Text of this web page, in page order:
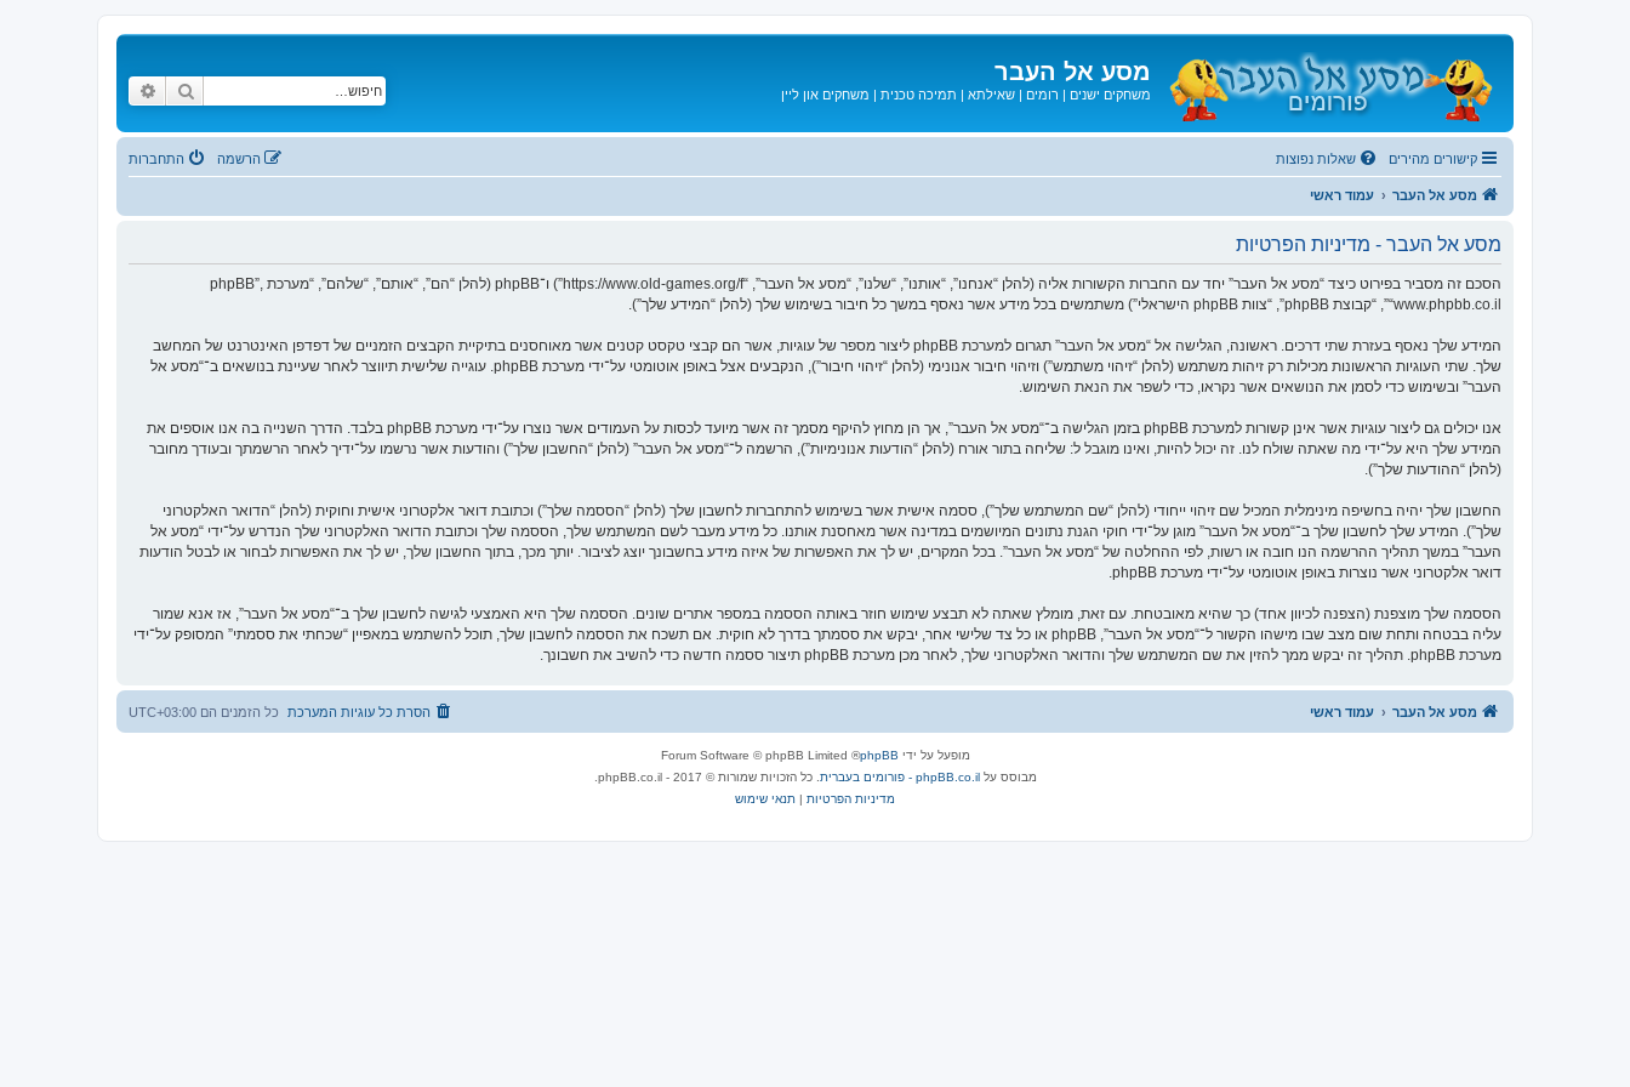
מסע אל העבר
משחקים ישנים | רומים | שאילתא | תמיכה טכנית | משחקים און ליין חיפוש
קישורים מהירים שאלות נפוצות התחברות הרשמה
מסע אל העבר עמוד ראשי
מסע אל העבר - מדיניות הפרטיות
הסכם זה מסביר בפירוט כיצד “מסע אל העבר” יחד עם החברות הקשורות אליה (להלן “אנחנו”, “אותנו”, “שלנו”, “מסע אל העבר”, “https://www.old-games.org/f”) ו־phpBB (להלן “הם”, “אותם”, “שלהם”, “מערכת phpBB”,
“www.phpbb.co.il”, “קבוצת phpBB”, “צוות phpBB הישראלי”) משתמשים בכל מידע אשר נאסף במשך כל חיבור בשימוש שלך (להלן “המידע שלך”).
המידע שלך נאסף בעזרת שתי דרכים. ראשונה, הגלישה אל “מסע אל העבר” תגרום למערכת phpBB ליצור מספר של עוגיות, אשר הם קבצי טקסט קטנים אשר מאוחסנים בתיקיית הקבצים הזמניים של דפדפן האינטרנט של המחשב
שלך. שתי העוגיות הראשונות מכילות רק זיהות משתמש (להלן “זיהוי משתמש”) וזיהוי חיבור אנונימי (להלן “זיהוי חיבור”), הנקבעים אצל באופן אוטומטי על־ידי מערכת phpBB. עוגייה שלישית תיווצר לאחר שעיינת בנושאים ב־“מסע אל
העבר” ובשימוש כדי לסמן את הנושאים אשר נקראו, כדי לשפר את הנאת השימוש.
אנו יכולים גם ליצור עוגיות אשר אינן קשורות למערכת phpBB בזמן הגלישה ב־“מסע אל העבר”, אך הן מחוץ להיקף מסמך זה אשר מיועד לכסות על העמודים אשר נוצרו על־ידי מערכת phpBB בלבד. הדרך השנייה בה אנו אוספים את
המידע שלך היא על־ידי מה שאתה שולח לנו. זה יכול להיות, ואינו מוגבל ל: שליחה בתור אורח (להלן “הודעות אנונימיות”), הרשמה ל־“מסע אל העבר” (להלן “החשבון שלך”) והודעות אשר נרשמו על־ידיך לאחר הרשמתך ובעודך מחובר
(להלן “ההודעות שלך”).
החשבון שלך יהיה בחשיפה מינימלית המכיל שם זיהוי ייחודי (להלן “שם המשתמש שלך”), ססמה אישית אשר בשימוש להתחברות לחשבון שלך (להלן “הססמה שלך”) וכתובת דואר אלקטרוני אישית וחוקית (להלן “הדואר האלקטרוני
שלך”). המידע שלך לחשבון שלך ב־“מסע אל העבר” מוגן על־ידי חוקי הגנת נתונים המיושמים במדינה אשר מאחסנת אותנו. כל מידע מעבר לשם המשתמש שלך, הססמה שלך וכתובת הדואר האלקטרוני שלך הנדרש על־ידי “מסע אל
העבר” במשך תהליך ההרשמה הנו חובה או רשות, לפי ההחלטה של “מסע אל העבר”. בכל המקרים, יש לך את האפשרות של איזה מידע בחשבונך יוצג לציבור. יותך מכך, בתוך החשבון שלך, יש לך את האפשרות לבחור או לבטל הודעות
דואר אלקטרוני אשר נוצרות באופן אוטומטי על־ידי מערכת phpBB.
הססמה שלך מוצפנת (הצפנה לכיוון אחד) כך שהיא מאובטחת. עם זאת, מומלץ שאתה לא תבצע שימוש חוזר באותה הססמה במספר אתרים שונים. הססמה שלך היא האמצעי לגישה לחשבון שלך ב־“מסע אל העבר”, אז אנא שמור
עליה בבטחה ותחת שום מצב שבו מישהו הקשור ל־“מסע אל העבר”, phpBB או כל צד שלישי אחר, יבקש את ססמתך בדרך לא חוקית. אם תשכח את הססמה לחשבון שלך, תוכל להשתמש במאפיין “שכחתי את ססמתי” המסופק על־ידי
מערכת phpBB. תהליך זה יבקש ממך להזין את שם המשתמש שלך והדואר האלקטרוני שלך, לאחר מכן מערכת phpBB תיצור ססמה חדשה כדי להשיב את חשבונך.
מסע אל העבר עמוד ראשי כל הזמנים הם UTC+03:00 הסרת כל עוגיות המערכת
מופעל על ידי phpBB
® Forum Software © phpBB Limited
מבוסס עלphpBB.co.il - פורומים בעברית
. כל הזכויות שמורות © 2017 - phpBB.co.il.
מדיניות הפרטיות | תנאי שימוש